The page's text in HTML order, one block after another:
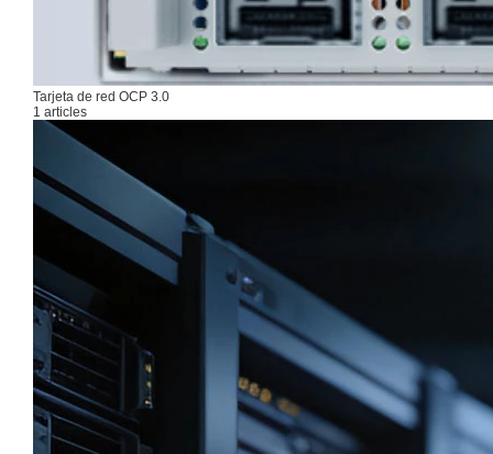
Tarjeta de red OCP 3.0
1 articles